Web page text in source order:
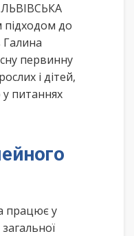
підходом до
Галина
первинну
і дітей,
питаннях
працює у